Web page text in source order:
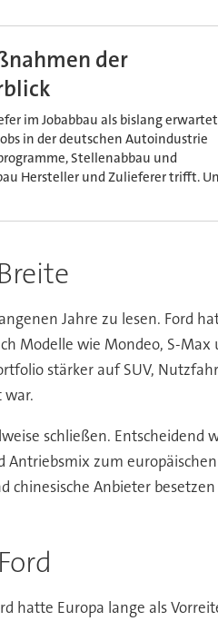
der
im Jobabbau als bislang
in der deutschen Autoindustrie
Stellenabbau und
Hersteller und Zulieferer trifft.
Jahre zu lesen. Ford
Modelle wie Mondeo, S-
stärker auf SUV,
war.
schließen. Entscheidend
zum
chinesische Anbieter
hatte Europa lange als